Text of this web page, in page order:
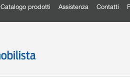
Catalogo prodotti Assistenza Contatti